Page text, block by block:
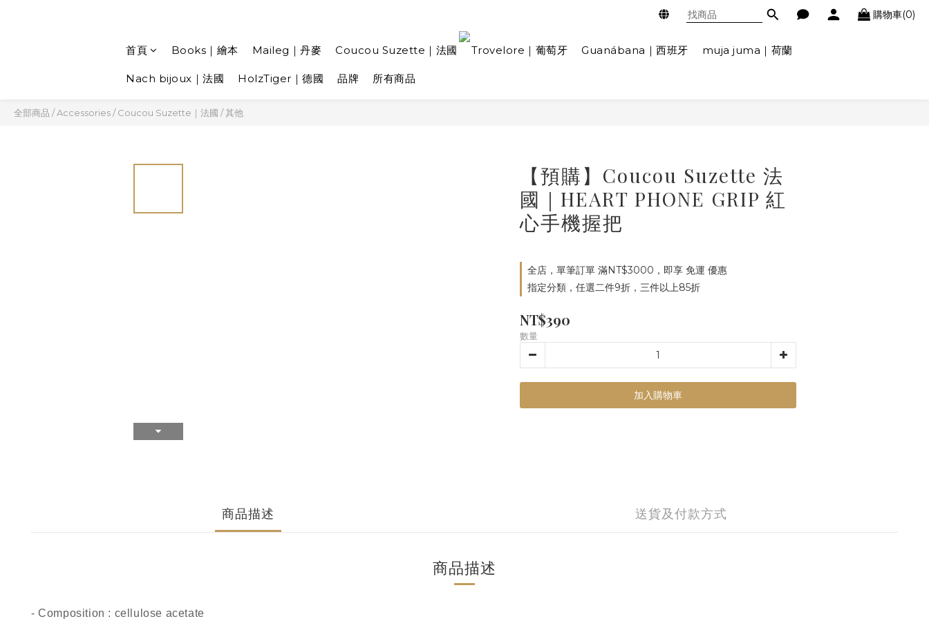
購物車(0)
首頁 Books｜繪本 Maileg｜丹麥 Coucou Suzette｜法國 Trovelore｜葡萄牙 Guanábana｜西班牙 muja juma｜荷蘭
Nach bijoux｜法國 HolzTiger｜德國 品牌 所有商品
全部商品 /Accessories/Coucou Suzette｜法國 /其他
【預購】Coucou Suzette 法
國｜HEART PHONE GRIP 紅
心手機握把
全店，單筆訂單 滿NT$3000，即享 免運 優惠
指定分類，任選二件9折，三件以上85折
NT$390
數量
加入購物車
商品描述 送貨及付款方式
商品描述
- Composition : cellulose acetate